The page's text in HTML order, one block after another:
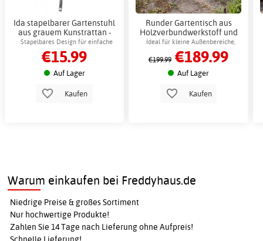
Ida stapelbarer Gartenstuhl
aus grauem Kunstrattan -
Gartenstuhl
Stapelbares Design für einfache
Lagerung im Freien
€15.99
Auf Lager
Kaufen
Runder Gartentisch aus
Holzverbundwerkstoff und
Aluminium, 105 cm - Lükenäs
Ideal für kleine Außenbereiche,
stilvolles Design
€199.99 €189.99
Auf Lager
Kaufen
Warum einkaufen bei Freddyhaus.de
Niedrige Preise & großes Sortiment
Nur hochwertige Produkte!
Zahlen Sie 14 Tage nach Lieferung ohne Aufpreis!